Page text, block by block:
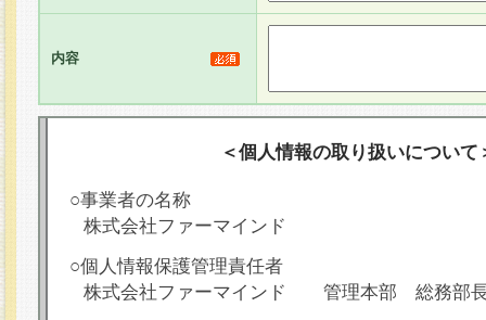
内容
＜個人情報の取り扱いについて
○事業者の名称
株式会社ファーマインド
○個人情報保護管理責任者
株式会社ファーマインド 管理本部 総務部